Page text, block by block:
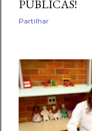
PÚBLICAS!
Partilhar